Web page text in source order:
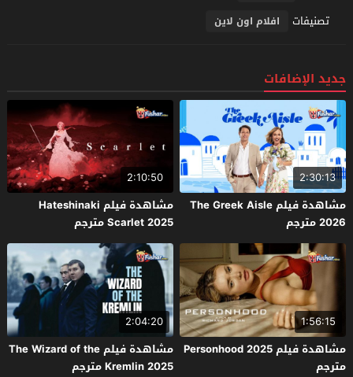
تصنيفات افلام اون لاين
جديد الإضافات
2:30:13
مشاهدة فيلم The Greek Aisle
2026 مترجم
2:10:50
مشاهدة فيلم Hateshinaki
Scarlet 2025 مترجم
1:56:15
مشاهدة فيلم Personhood 2025
مترجم
2:04:20
مشاهدة فيلم The Wizard of the
Kremlin 2025 مترجم